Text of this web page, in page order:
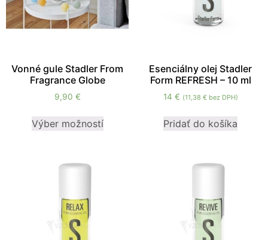
Vonné gule Stadler From
Fragrance Globe
9,90 €
Výber možností
Esenciálny olej Stadler
Form REFRESH – 10 ml
14 € (11,38 €bez DPH)
Pridať do košíka
potrebné pre
fungovanie
Štatistiky
Aby sme
zlepšiť
používania